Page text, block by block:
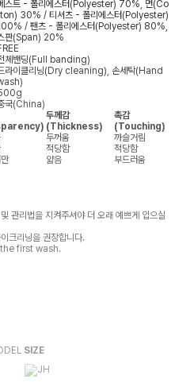
스트 - 폴리에스터(Polyester) 70%, 면(Co
30% / 티셔츠 - 폴리에스터(Polyester)
/ 팬츠 - 폴리에스터(Polyester) 80%,
판(Span) 20%
체밴딩(Full banding)
라이클리닝(Dry cleaning), 손세탁(Hand
국(China)
두께감
(Thickness)
촉감
(Touching)
두꺼움
까슬거림
적당함
적당함
얇음
부드러움
관리법을 지켜주셔야 더 오래 예쁘게 입으실
크리닝을 권장합니다.
first wash.
SIZE